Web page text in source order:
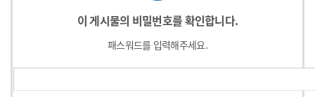
이 게시물의 비밀번호를 확인합니다.
패스워드를 입력해주세요.